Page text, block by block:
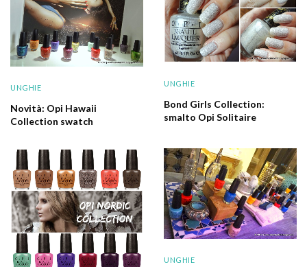
UNGHIE
Novità: Opi Hawaii
Collection swatch
UNGHIE
Bond Girls Collection:
smalto Opi Solitaire
UNGHIE